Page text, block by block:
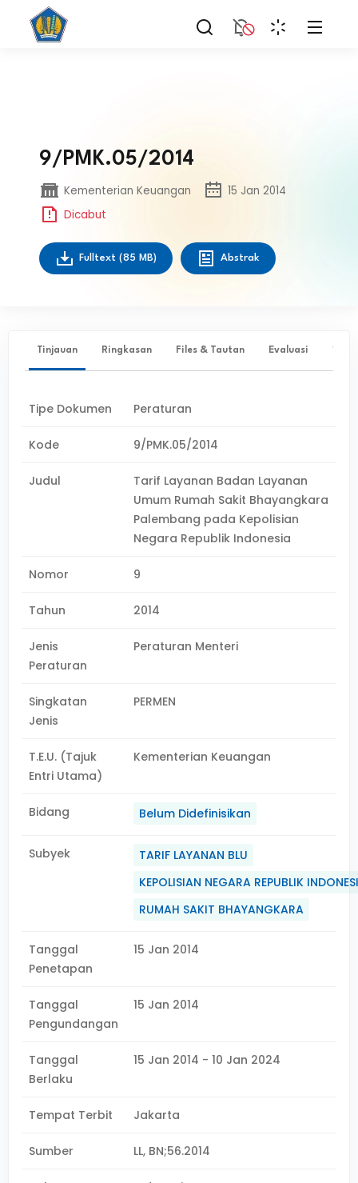
9/PMK.05/2014
Kementerian Keuangan
15 Jan 2014
Dicabut
Fulltext (85 MB) Abstrak
Tinjauan Ringkasan Files & Tautan Evaluasi ✨
Tipe Dokumen Peraturan
Kode 9/PMK.05/2014
Judul
Tarif Layanan Badan Layanan
Umum Rumah Sakit Bhayangkara
Palembang pada Kepolisian
Negara Republik Indonesia
Nomor 9
Tahun 2014
Jenis
Peraturan
Peraturan Menteri
Singkatan
Jenis
PERMEN
T.E.U. (Tajuk
Entri Utama)
Kementerian Keuangan
Bidang Belum Didefinisikan
Subyek
TARIF LAYANAN BLU
KEPOLISIAN NEGARA REPUBLIK
RUMAH SAKIT BHAYANGKARA
Tanggal
Penetapan
15 Jan 2014
Tanggal
Pengundangan
15 Jan 2014
Tanggal
Berlaku
15 Jan 2014 - 10 Jan 2024
Tempat Terbit Jakarta
Sumber LL, BN;56.2014